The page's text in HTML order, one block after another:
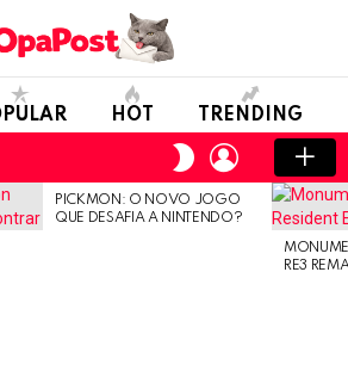
HOT TRENDING
SWITCH
SKIN
LOGIN
PICKMON: O NOVO JOGO
QUE DESAFIA A NINTENDO?
RE3